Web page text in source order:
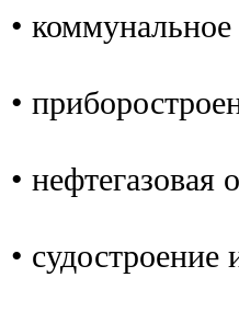
• коммунальное
•
• нефтегазовая
• судостроение